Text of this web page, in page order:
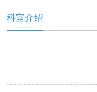
科室介绍